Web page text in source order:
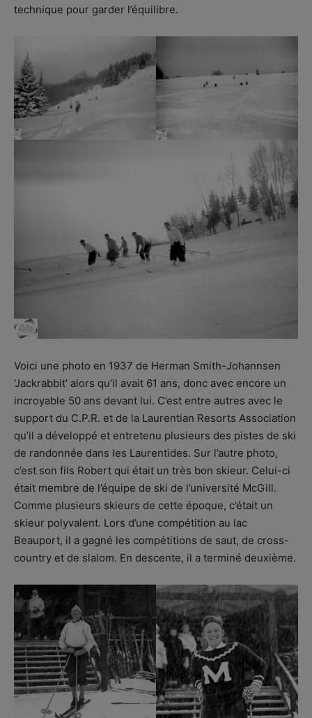
technique pour garder l’équilibre.
Voici une photo en 1937 de Herman Smith-Johannsen
‘Jackrabbit’ alors qu’il avait 61 ans, donc avec encore un
incroyable 50 ans devant lui. C’est entre autres avec le
support du C.P.R. et de la Laurentian Resorts Association
qu’il a développé et entretenu plusieurs des pistes de ski
de randonnée dans les Laurentides. Sur l’autre photo,
c’est son fils Robert qui était un très bon skieur. Celui-ci
était membre de l’équipe de ski de l’université McGill.
Comme plusieurs skieurs de cette époque, c’était un
skieur polyvalent. Lors d’une compétition au lac
Beauport, il a gagné les compétitions de saut, de cross-
country et de slalom. En descente, il a terminé deuxième.